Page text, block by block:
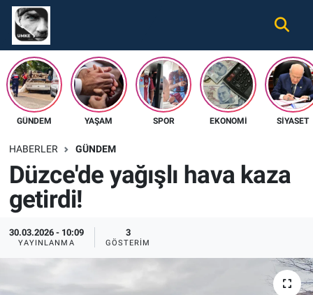
GÜNDEM YAŞAM SPOR EKONOMI SIYASET
HABERLER GÜNDEM
Düzce'de yağışlı hava kaza
getirdi!
30.03.2026 - 10:09
YAYINLANMA
3
GÖSTERIM
Gündem
Ekonomi
Spor
Tüm Haberler
İletişim
Nöbetçi Eczaneler
Hava Durumu
Namaz Vakitleri
Süper Lig Puan Durumu ve Fikstür
Tüm Manşetler